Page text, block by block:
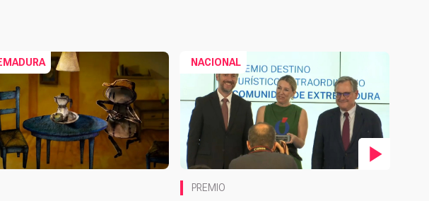
NACIONAL
PREMIO